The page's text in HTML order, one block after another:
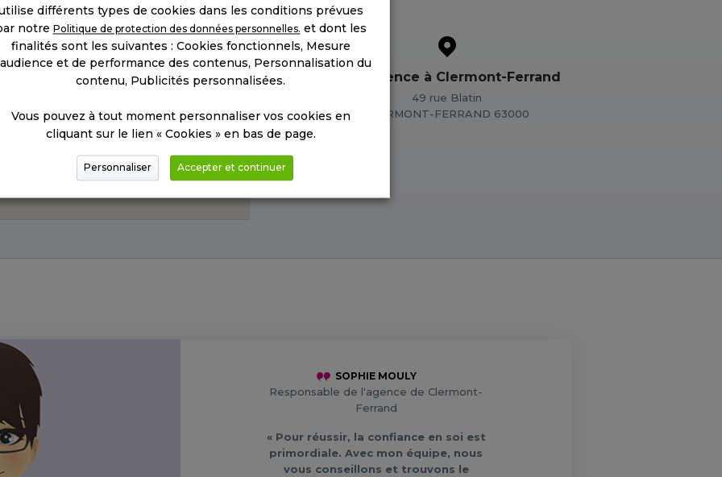
Mon agence à Clermont-Ferrand
49 rue Blatin
CLERMONT-FERRAND 63000
SOPHIE MOULY
Responsable de l'agence de Clermont-
Ferrand
« Pour réussir, la confiance en soi est
primordiale. Avec mon équipe, nous
vous conseillons et trouvons le
différents types de cookies dans les conditions prévues
notre Politique de protection des données personnelles. et dont les
finalités sont les suivantes : Cookies fonctionnels, Mesure
et de performance des contenus, Personnalisation du
contenu, Publicités personnalisées.
Vous pouvez à tout moment personnaliser vos cookies en
cliquant sur le lien « Cookies » en bas de page.
Personnaliser Accepter et continuer